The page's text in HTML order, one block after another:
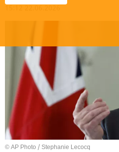
© AP Photo / Stephanie Lecocq